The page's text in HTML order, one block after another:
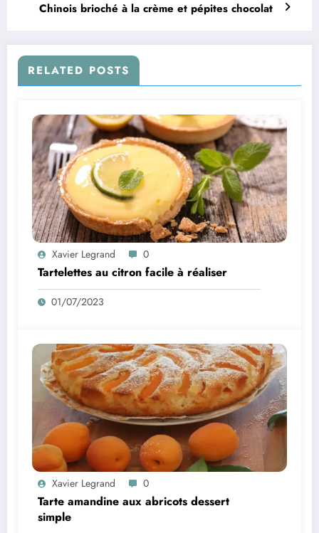
Chinois brioché à la crème et pépites chocolat
RELATED POSTS
Xavier Legrand 0
Tartelettes au citron facile à réaliser
01/07/2023
Xavier Legrand 0
Tarte amandine aux abricots dessert
simple